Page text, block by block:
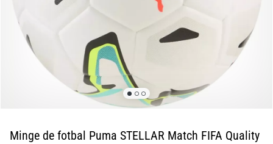
Minge de fotbal Puma STELLAR Match FIFA Quality